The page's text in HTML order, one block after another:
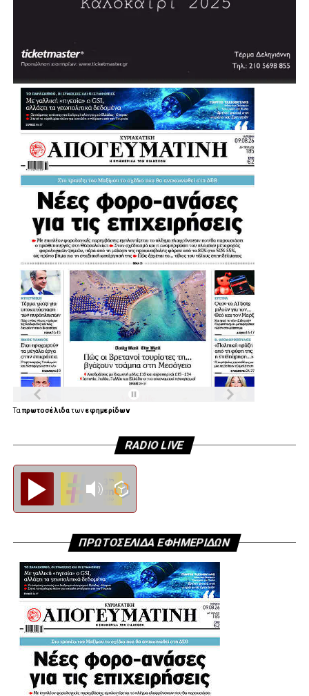
Ταπρωτοσέλιδατωνεφημερίδων
RADIO LIVE
ΠΡΩΤΟΣΕΛΙΔΑ ΕΦΗΜΕΡΙΔΩΝ